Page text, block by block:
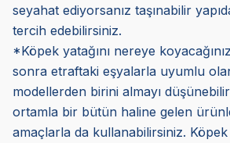
seyahat ediyorsanız taşınabilir
tercih edebilirsiniz.
*Köpek yatağını nereye
sonra etraftaki eşyalarla uyumlu
modellerden birini almayı
ortamla bir bütün haline gelen
amaçlarla da kullanabilirsiniz.